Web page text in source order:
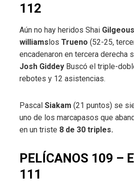
112
Aún no hay heridos Shai Gilgeous
williamslos Trueno (52-25,
encadenaron en tercera derecha
Josh Giddey Buscó el triple-
rebotes y 12 asistencias.
Pascal Siakam (21 puntos) se
uno de los marcapasos que
en un triste 8 de 30 triples.
PELÍCANOS 109 –
111